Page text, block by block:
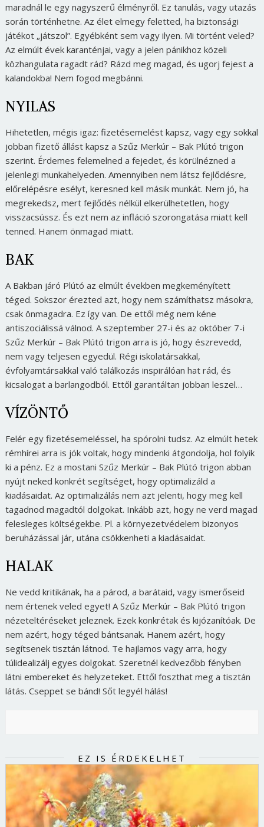
maradnál le egy nagyszerű élményről. Ez tanulás, vagy utazás
során történhetne. Az élet elmegy feletted, ha biztonsági
játékot „játszol”. Egyébként sem vagy ilyen. Mi történt veled?
Az elmúlt évek karanténjai, vagy a jelen pánikhoz közeli
közhangulata ragadt rád? Rázd meg magad, és ugorj fejest a
kalandokba! Nem fogod megbánni.
NYILAS
Hihetetlen, mégis igaz: fizetésemelést kapsz, vagy egy sokkal
jobban fizető állást kapsz a Szűz Merkúr – Bak Plútó trigon
szerint. Érdemes felemelned a fejedet, és körülnézned a
jelenlegi munkahelyeden. Amennyiben nem látsz fejlődésre,
előrelépésre esélyt, keresned kell másik munkát. Nem jó, ha
megrekedsz, mert fejlődés nélkül elkerülhetetlen, hogy
visszacsússz. És ezt nem az infláció szorongatása miatt kell
tenned. Hanem önmagad miatt.
BAK
A Bakban járó Plútó az elmúlt években megkeményített
téged. Sokszor érezted azt, hogy nem számíthatsz másokra,
csak önmagadra. Ez így van. De ettől még nem kéne
antiszociálissá válnod. A szeptember 27-i és az október 7-i
Szűz Merkúr – Bak Plútó trigon arra is jó, hogy észrevedd,
nem vagy teljesen egyedül. Régi iskolatársakkal,
évfolyamtársakkal való találkozás inspirálóan hat rád, és
kicsalogat a barlangodból. Ettől garantáltan jobban leszel…
VÍZÖNTŐ
Felér egy fizetésemeléssel, ha spórolni tudsz. Az elmúlt hetek
rémhírei arra is jók voltak, hogy mindenki átgondolja, hol folyik
ki a pénz. Ez a mostani Szűz Merkúr – Bak Plútó trigon abban
nyújt neked konkrét segítséget, hogy optimalizáld a
kiadásaidat. Az optimalizálás nem azt jelenti, hogy meg kell
tagadnod magadtól dolgokat. Inkább azt, hogy ne verd magad
felesleges költségekbe. Pl. a környezetvédelem bizonyos
beruházással jár, utána csökkenheti a kiadásaidat.
HALAK
Ne vedd kritikának, ha a párod, a barátaid, vagy ismerőseid
nem értenek veled egyet! A Szűz Merkúr – Bak Plútó trigon
nézeteltéréseket jeleznek. Ezek konkrétak és kijózanítóak. De
nem azért, hogy téged bántsanak. Hanem azért, hogy
segítsenek tisztán látnod. Te hajlamos vagy arra, hogy
túlidealizálj egyes dolgokat. Szeretnél kedvezőbb fényben
látni embereket és helyzeteket. Ettől foszthat meg a tisztán
látás. Cseppet se bánd! Sőt legyél hálás!
EZ IS ÉRDEKELHET